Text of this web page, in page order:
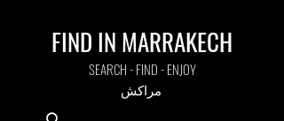
FIND IN MARRAKECH
SEARCH - FIND - ENJOY
مراكش